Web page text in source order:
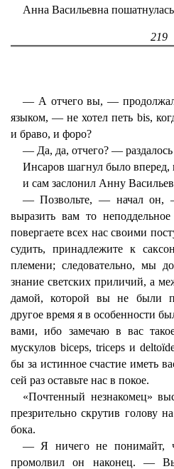
Анна Васильевна пошатнулась
219
— А отчего вы, —
языком, — не хотел петь bis,
и браво, и форо?
— Да, да, отчего? —
Инсаров шагнул было
и сам заслонил Анну
— Позвольте, — начал он,
выразить вам то
повергаете всех нас своими
судить, принадлежите к
племени; следовательно, мы
знание светских приличий, а
дамой, которой вы не были
другое время я в особенности
вами, ибо замечаю в вас
мускулов biceps, triceps и
бы за истинное счастие иметь
сей раз оставьте нас в покое.
«Почтенный незнакомец»
презрительно скрутив голову
бока.
— Я ничего не понимайт,
промолвил он наконец. —